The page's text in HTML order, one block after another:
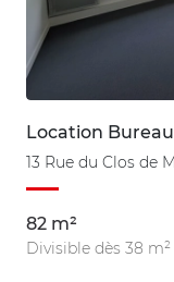
Location
13 Rue du Clos de
82 m²
Divisible dès 38 m²